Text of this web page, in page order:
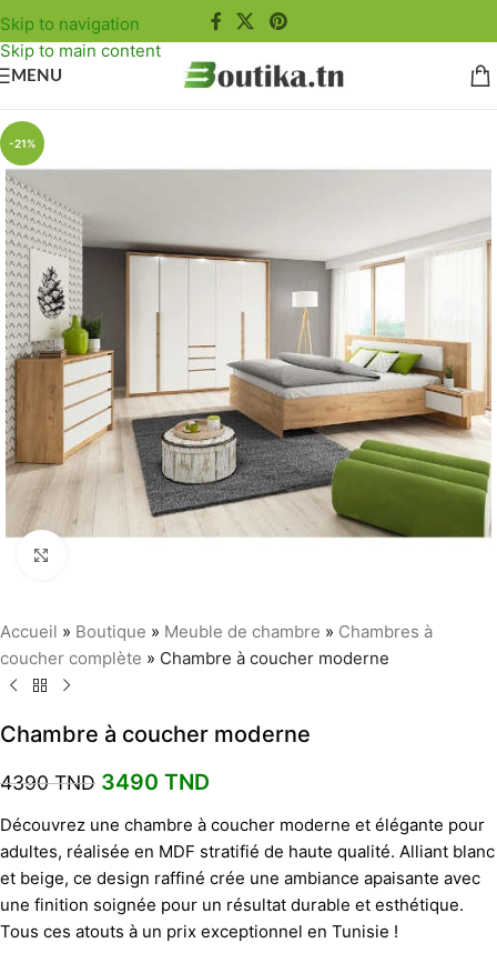
Skip to navigation
Skip to main content
MENU
-21%
Accueil » Boutique » Meuble de chambre » Chambres à
coucher complète » Chambre à coucher moderne
Chambre à coucher moderne
4390TND 3490 TND
Découvrez une chambre à coucher moderne et élégante pour
adultes, réalisée en MDF stratifié de haute qualité. Alliant blanc
et beige, ce design raffiné crée une ambiance apaisante avec
une finition soignée pour un résultat durable et esthétique.
Tous ces atouts à un prix exceptionnel en Tunisie !